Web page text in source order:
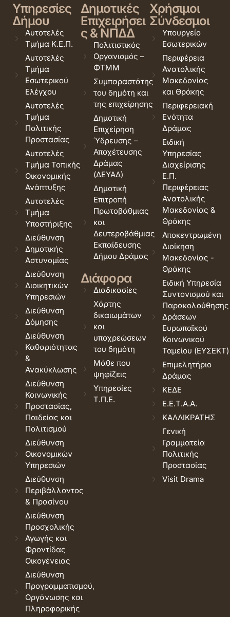
Υπηρεσίες
Δήμου
Αυτοτελές
Τμήμα Κ.Ε.Π.
Αυτοτελές
Τμήμα
Εσωτερικού
Ελέγχου
Αυτοτελές
Τμήμα
Πολιτικής
Προστασίας
Αυτοτελές
Τμήμα Τοπικής
Οικονομικής
Ανάπτυξης
Αυτοτελές
Τμήμα
Υποστήριξης
Διεύθυνση
Δημοτικής
Αστυνομίας
Διεύθυνση
Διοικητικών
Υπηρεσιών
Διεύθυνση
Δόμησης
Διεύθυνση
Καθαριότητας
&
Ανακύκλωσης
Διεύθυνση
Κοινωνικής
Προστασίας,
Παιδείας και
Πολιτισμού
Διεύθυνση
Οικονομικών
Υπηρεσιών
Διεύθυνση
Περιβάλλοντος
& Πρασίνου
Διεύθυνση
Προσχολικής
Αγωγής και
Φροντίδας
Οικογένειας
Διεύθυνση
Προγραμματισμού,
Οργάνωσης και
Πληροφορικής
Δημοτικές
Επιχειρήσει
ς & ΝΠΔΔ
Πολιτιστικός
Οργανισμός –
ΦΤΜΜ
Συμπαραστάτης
του δημότη και
της επιχείρησης
Δημοτική
Επιχείρηση
Ύδρευσης –
Αποχέτευσης
Δράμας
(ΔΕΥΑΔ)
Δημοτική
Επιτροπή
Πρωτοβάθμιας
και
Δευτεροβάθμιας
Εκπαίδευσης
Δήμου Δράμας
Διάφορα
Διαδικασίες
Χάρτης
δικαιωμάτων
και
υποχρεώσεων
του δημότη
Μάθε που
ψηφίζεις
Υπηρεσίες
Τ.Π.Ε.
Χρήσιμοι
Σύνδεσμοι
Υπουργείο
Εσωτερικών
Περιφέρεια
Ανατολικής
Μακεδονίας
και Θράκης
Περιφερειακή
Ενότητα
Δράμας
Ειδική
Υπηρεσίας
Διαχείρισης
Ε.Π.
Περιφέρειας
Ανατολικής
Μακεδονίας &
Θράκης
Αποκεντρωμένη
Διοίκηση
Μακεδονίας -
Θράκης
Ειδική Υπηρεσία
Συντονισμού και
Παρακολούθησης
Δράσεων
Ευρωπαϊκού
Κοινωνικού
Ταμείου (ΕΥΣΕΚΤ)
Επιμελητήριο
Δράμας
ΚΕΔΕ
Ε.Ε.Τ.Α.Α.
ΚΑΛΛΙΚΡΑΤΗΣ
Γενική
Γραμματεία
Πολιτικής
Προστασίας
Visit Drama